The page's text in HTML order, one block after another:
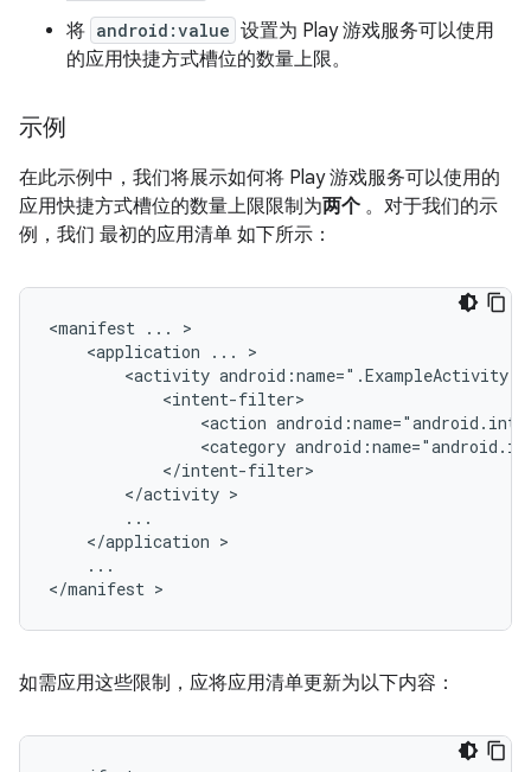
将 android:value 设置为 Play 游戏服务可以使用
的应用快捷方式槽位的数量上限。
示例
在此示例中，我们将展示如何将 Play 游戏服务可以使用的
应用快捷方式槽位的数量上限限制为两个 。对于我们的示
例，我们 最初的应用清单 如下所示：
<manifest ...
<application
...
<activity android:name=".ExampleActivity"
<action
<category
</activity
</application
...
</manifest
如需应用这些限制，应将应用清单更新为以下内容：